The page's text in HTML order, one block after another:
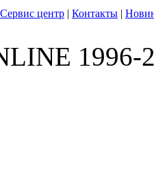
Сервис центр | Контакты |
1996-